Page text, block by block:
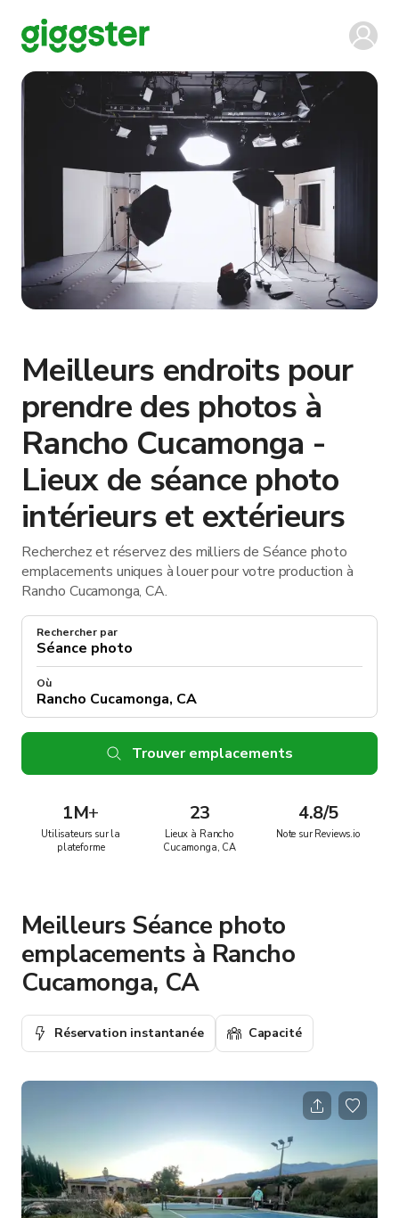
Meilleurs endroits pour
prendre des photos à
Rancho Cucamonga -
Lieux de séance photo
intérieurs et extérieurs
Recherchez et réservez des milliers de Séance photo
emplacements uniques à louer pour votre production à
Rancho Cucamonga, CA.
Rechercher par
Où
Trouver emplacements
1M+
Utilisateurs sur la
plateforme
23
Lieux à Rancho
Cucamonga, CA
4.8/5
Note sur Reviews.io
Meilleurs Séance photo
emplacements à Rancho
Cucamonga, CA
Réservation instantanée Capacité